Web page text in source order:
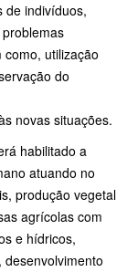
de indivíduos,
utilização
do
novas situações.
habilitado a
atuando no
produção vegetal
agrícolas com
e hídricos,